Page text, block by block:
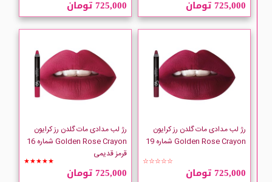
725,000 تومان 725,000 تومان
رژ لب مدادی مات گلدن رز کرایون
Golden Rose Crayon شماره 19
☆☆☆☆☆
725,000 تومان
رژ لب مدادی مات گلدن رز کرایون
Golden Rose Crayon شماره 16
قرمز قدیمی
★★★★★
725,000 تومان